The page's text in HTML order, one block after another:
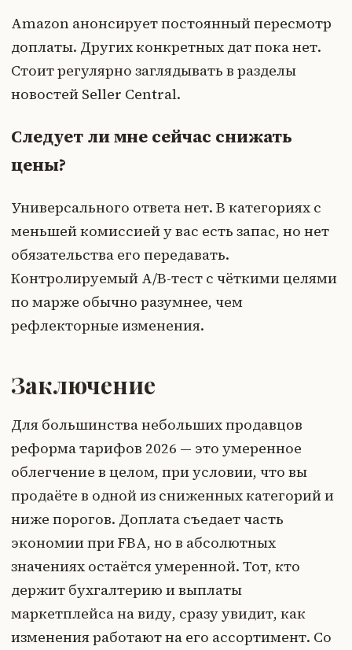
Amazon анонсирует постоянный пересмотр
доплаты. Других конкретных дат пока нет.
Стоит регулярно заглядывать в разделы
новостей Seller Central.
Следует ли мне сейчас снижать
цены?
Универсального ответа нет. В категориях с
меньшей комиссией у вас есть запас, но нет
обязательства его передавать.
Контролируемый A/B-тест с чёткими целями
по марже обычно разумнее, чем
рефлекторные изменения.
Заключение
Для большинства небольших продавцов
реформа тарифов 2026 — это умеренное
облегчение в целом, при условии, что вы
продаёте в одной из сниженных категорий и
ниже порогов. Доплата съедает часть
экономии при FBA, но в абсолютных
значениях остаётся умеренной. Тот, кто
держит бухгалтерию и выплаты
маркетплейса на виду, сразу увидит, как
изменения работают на его ассортимент. Со